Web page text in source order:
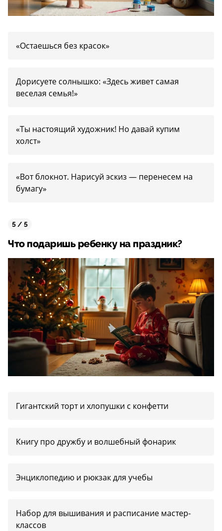
«Остаешься без красок»
Дорисуете солнышко: «Здесь живет самая
веселая семья!»
«Ты настоящий художник! Но давай купим
холст»
«Вот блокнот. Нарисуй эскиз — перенесем на
бумагу»
5 / 5
Что подаришь ребенку на праздник?
Гигантский торт и хлопушки с конфетти
Книгу про дружбу и волшебный фонарик
Энциклопедию и рюкзак для учебы
Набор для вышивания и расписание мастер-
классов